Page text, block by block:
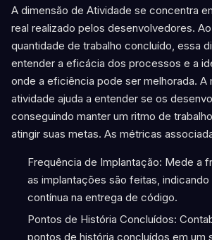
A dimensão de Atividade se concentra
real realizado pelos desenvolvedores. Ao
quantidade de trabalho concluído, essa
entender a eficácia dos processos e a
onde a eficiência pode ser melhorada. A
atividade ajuda a entender se os
conseguindo manter um ritmo de
atingir suas metas. As métricas
Frequência de Implantação: Mede a
as implantações são feitas, indicando
contínua na entrega de código.
Pontos de História Concluídos:
pontos de história concluídos em um